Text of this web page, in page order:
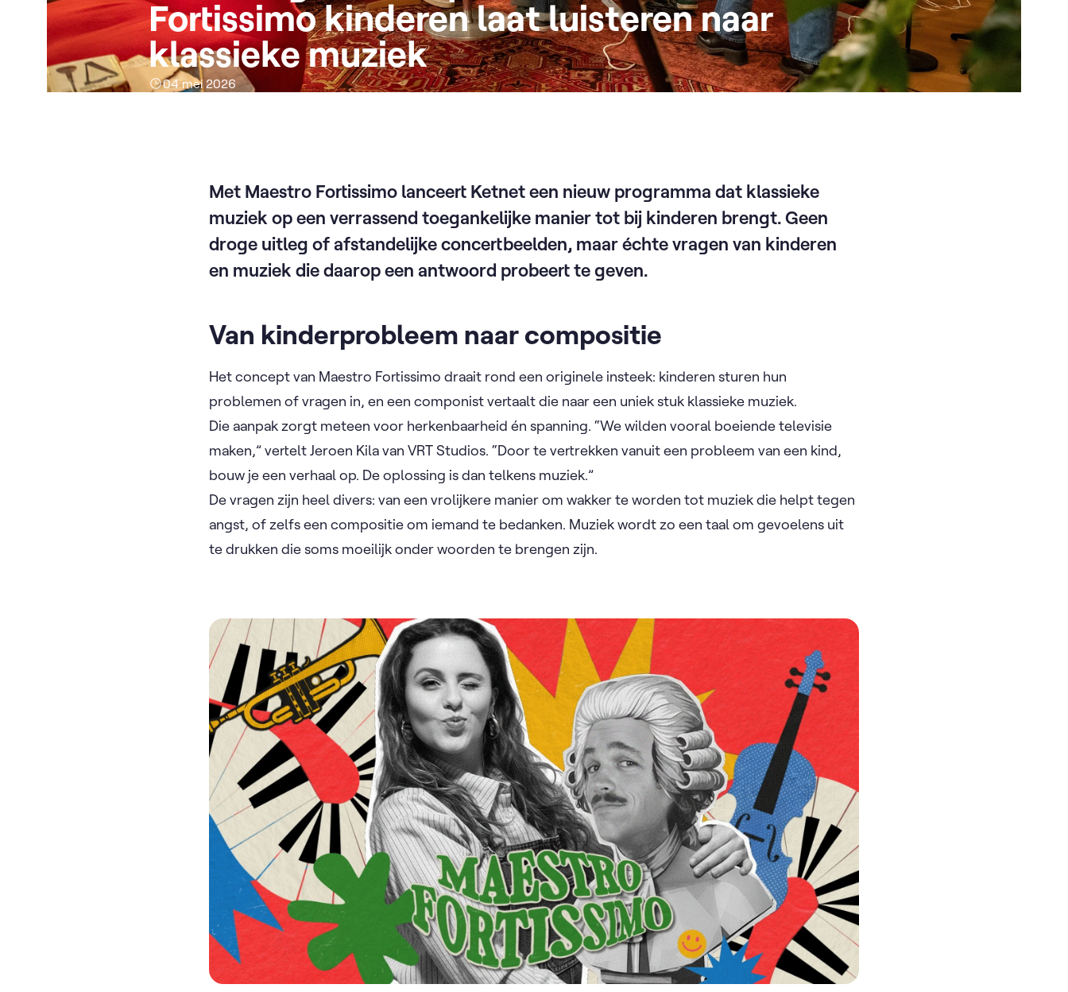
Fortissimo kinderen laat luisteren naar
klassieke muziek
04 mei 2026
Met Maestro Fortissimo lanceert Ketnet een nieuw programma dat klassieke
muziek op een verrassend toegankelijke manier tot bij kinderen brengt. Geen
droge uitleg of afstandelijke concertbeelden, maar échte vragen van kinderen
en muziek die daarop een antwoord probeert te geven.
Van kinderprobleem naar compositie
Het concept van Maestro Fortissimo draait rond een originele insteek: kinderen sturen hun
problemen of vragen in, en een componist vertaalt die naar een uniek stuk klassieke muziek.
Die aanpak zorgt meteen voor herkenbaarheid én spanning. “We wilden vooral boeiende televisie
maken,” vertelt Jeroen Kila van VRT Studios. “Door te vertrekken vanuit een probleem van een kind,
bouw je een verhaal op. De oplossing is dan telkens muziek.”
De vragen zijn heel divers: van een vrolijkere manier om wakker te worden tot muziek die helpt tegen
angst, of zelfs een compositie om iemand te bedanken. Muziek wordt zo een taal om gevoelens uit
te drukken die soms moeilijk onder woorden te brengen zijn.